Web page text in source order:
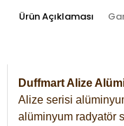
Ürün Açıklaması
Duffmart Alize
Alize serisi
alüminyum radyatör